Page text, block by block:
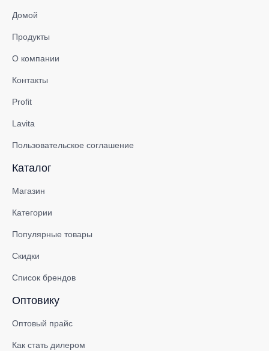
Домой
Продукты
О компании
Контакты
Profit
Lavita
Пользовательское соглашение
Каталог
Магазин
Категории
Популярные товары
Скидки
Список брендов
Оптовику
Оптовый прайс
Как стать дилером